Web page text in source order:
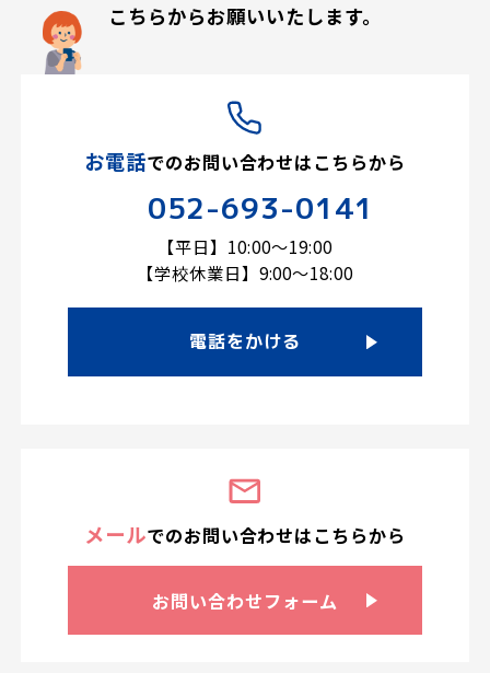
こちらからお願いいたします。
お電話でのお問い合わせはこちらから
052-693-0141
【平日】10:00～19:00
【学校休業日】9:00～18:00
電話をかける
メールでのお問い合わせはこちらから
お問い合わせフォーム